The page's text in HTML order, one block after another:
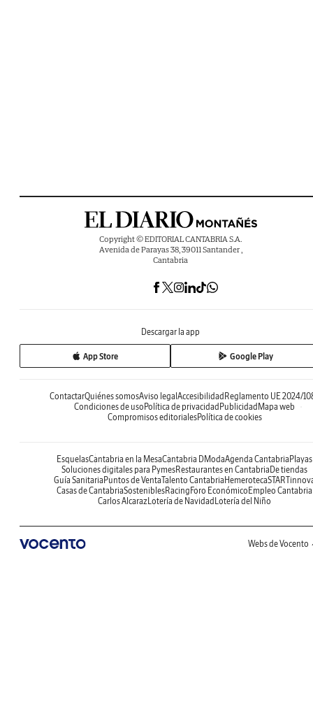
Copyright © EDITORIAL CANTABRIA S.A.
Avenida de Parayas 38, 39011 Santander ,
Cantabria
Descargar la app
App Store Google Play
ContactarQuiénes somosAviso legal Accesibilidad Reglamento UE 2024/
Condiciones de uso Política de privacidad Publicidad Mapa web
Compromisos editorialesPolítica de cookies
EsquelasCantabria en la MesaCantabria DModaAgenda Cantabria Playas
Soluciones digitales para PymesRestaurantes en Cantabria De tiendas
Guía Sanitaria Puntos de VentaTalento Cantabria Hemeroteca
Casas de CantabriaSosteniblesRacing Foro Económico Empleo Cantabria
Carlos AlcarazLotería de Navidad Lotería del Niño
Webs de Vocento